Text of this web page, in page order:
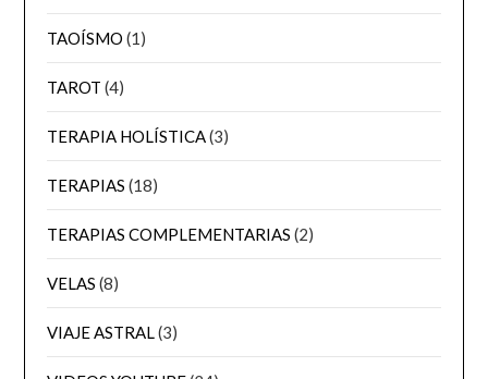
TAOÍSMO (1)
TAROT (4)
TERAPIA HOLÍSTICA(3)
TERAPIAS (18)
TERAPIAS COMPLEMENTARIAS (2)
VELAS (8)
VIAJE ASTRAL(3)